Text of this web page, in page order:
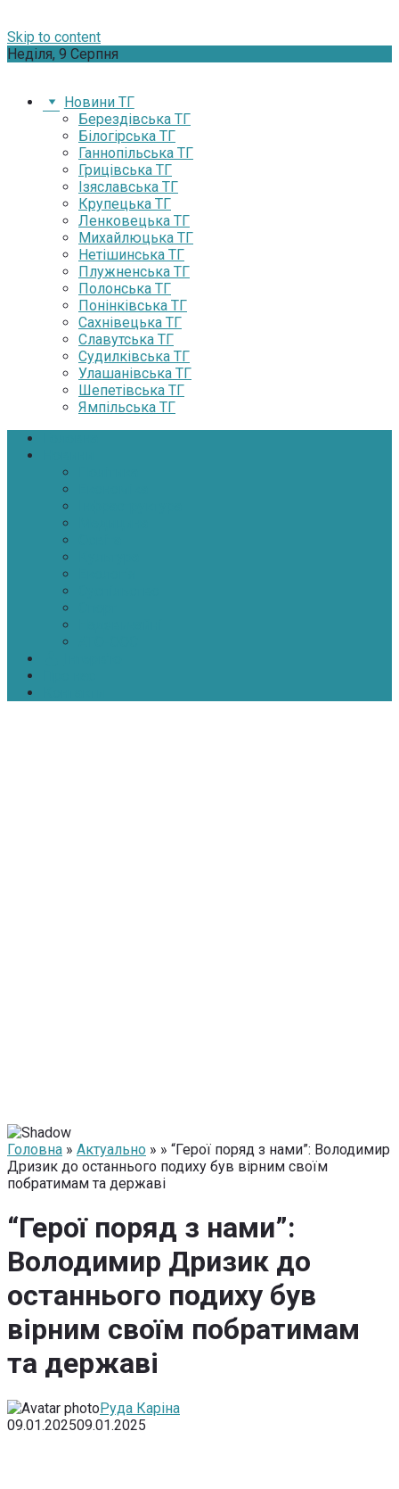
Skip to content
Неділя, 9 Серпня
Новини ТГ
Берездівська ТГ
Білогірська ТГ
Ганнопільська ТГ
Грицівська ТГ
Ізяславська ТГ
Крупецька ТГ
Ленковецька ТГ
Михайлюцька ТГ
Нетішинська ТГ
Плужненська ТГ
Полонська ТГ
Понінківська ТГ
Сахнівецька ТГ
Славутська ТГ
Судилківська ТГ
Улашанівська ТГ
Шепетівська ТГ
Ямпільська ТГ
Головна » Актуально » » “Герої поряд з нами”: Володимир
Дризик до останнього подиху був вірним своїм
побратимам та державі
“Герої поряд з нами”:
Володимир Дризик до
останнього подиху був
вірним своїм побратимам
та державі
Руда Каріна
09.01.202509.01.2025